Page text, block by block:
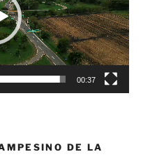
00:37
DE LA